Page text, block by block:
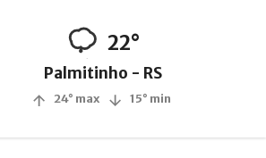
22°
Palmitinho - RS
24° max 15° min